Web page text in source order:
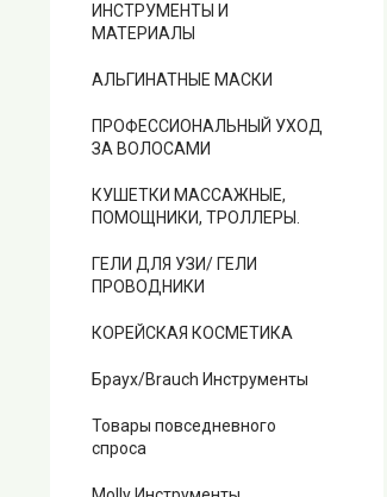
ИНСТРУМЕНТЫ И
МАТЕРИАЛЫ
АЛЬГИНАТНЫЕ МАСКИ
ПРОФЕССИОНАЛЬНЫЙ УХОД
ЗА ВОЛОСАМИ
КУШЕТКИ МАССАЖНЫЕ,
ПОМОЩНИКИ, ТРОЛЛЕРЫ.
ГЕЛИ ДЛЯ УЗИ/ ГЕЛИ
ПРОВОДНИКИ
КОРЕЙСКАЯ КОСМЕТИКА
Браух/Brauch Инструменты
Товары повседневного
спроса